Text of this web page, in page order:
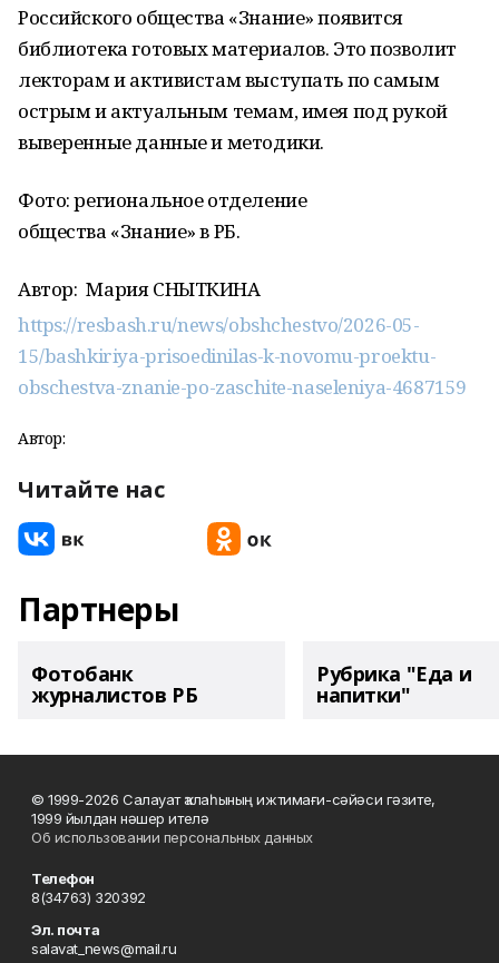
Российского общества «Знание» появится
библиотека готовых материалов. Это позволит
лекторам и активистам выступать по самым
острым и актуальным темам, имея под рукой
выверенные данные и методики.
Фото: региональное отделение
общества «Знание» в РБ.
Автор: Мария СНЫТКИНА
https://resbash.ru/news/obshchestvo/2026-05-
15/bashkiriya-prisoedinilas-k-novomu-proektu-
obschestva-znanie-po-zaschite-naseleniya-4687159
Автор:
Читайте нас
Партнеры
Фотобанк
журналистов РБ
Рубрика "Еда и
напитки"
© 1999-2026 Салауат ҡалаһының ижтимағи-сәйәси гәзите,
1999 йылдан нәшер ителә
Об использовании персональных данных
Телефон
8(34763) 320392
Эл. почта
salavat_news@mail.ru